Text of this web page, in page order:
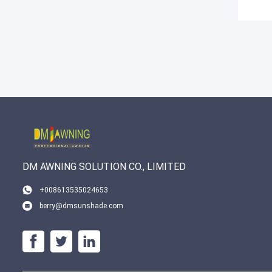
DM AWNING SOLUTION CO., LIMITED
+008613535024653
berry@dmsunshade.com